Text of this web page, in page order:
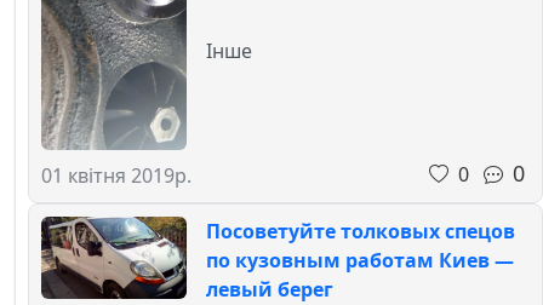
01 квітня 2019р.
Інше
0 0
Посоветуйте толковых спецов
по кузовным работам Киев —
левый берег